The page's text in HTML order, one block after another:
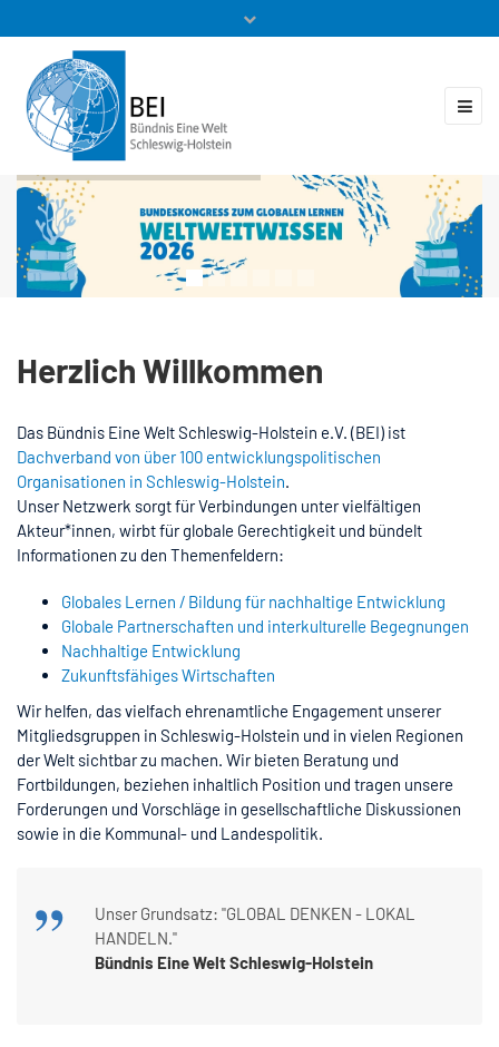
Mitglieder
Herzlich Willkommen
Das Bündnis Eine Welt Schleswig-Holstein e.V. (BEI) ist
Dachverband von über 100 entwicklungspolitischen
Organisationen in Schleswig-Holstein
Unser Netzwerk sorgt für Verbindungen unter vielfältigen
Akteur*innen, wirbt für globale Gerechtigkeit und bündelt
Informationen zu den Themenfeldern:
Globales Lernen / Bildung für nachhaltige Entwicklung
Globale Partnerschaften und interkulturelle Begegnungen
Nachhaltige Entwicklung
Zukunftsfähiges Wirtschaften
Wir helfen, das vielfach ehrenamtliche Engagement unserer
Mitgliedsgruppen in Schleswig-Holstein und in vielen Regionen
der Welt sichtbar zu machen. Wir bieten Beratung und
Fortbildungen, beziehen inhaltlich Position und tragen unsere
Forderungen und Vorschläge in gesellschaftliche Diskussionen
sowie in die Kommunal- und Landespolitik.
Unser Grundsatz: "GLOBAL DENKEN - LOKAL
HANDELN."
Bündnis Eine Welt Schleswig-Holstein
,,